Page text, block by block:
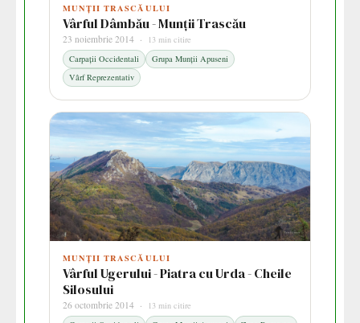
MUNȚII TRASCĂULUI
Vârful Dâmbău - Munții Trascău
23 noiembrie 2014 ·
13 min citire
Carpații Occidentali
Grupa Munții Apuseni
Vârf Reprezentativ
MUNȚII TRASCĂULUI
Vârful Ugerului - Piatra cu Urda - Cheile
Silosului
26 octombrie 2014 ·
13 min citire